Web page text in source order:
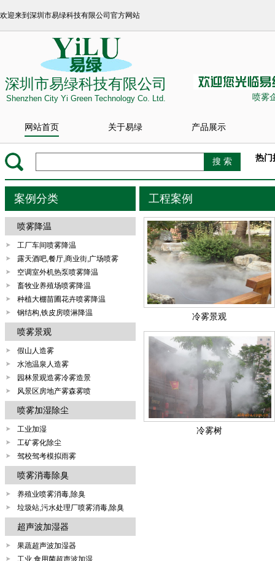
欢迎来到深圳市易绿科技有限公司官方网站
深圳市易绿科技有限公司
Shenzhen City Yi Green Technology Co. Ltd. 喷雾
网站首页 关于易绿 产品展示
热门
案例分类
喷雾降温
工厂车间喷雾降温
露天酒吧,餐厅,商业街,广场喷雾
空调室外机热泵喷雾降温
畜牧业养殖场喷雾降温
种植大棚苗圃花卉喷雾降温
钢结构,铁皮房喷淋降温
喷雾景观
假山人造雾
水池温泉人造雾
园林景观造雾冷雾造景
风景区房地产雾森雾喷
喷雾加湿除尘
工业加湿
工矿雾化除尘
驾校驾考模拟雨雾
喷雾消毒除臭
养殖业喷雾消毒,除臭
垃圾站,污水处理厂喷雾消毒,除臭
超声波加湿器
果蔬超声波加湿器
工业,食用菌超声波加湿
工程案例
冷雾景观
冷雾树